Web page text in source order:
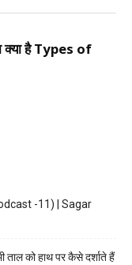
-11) | Sagar
को हाथ पर कैसे दर्शाते हैं